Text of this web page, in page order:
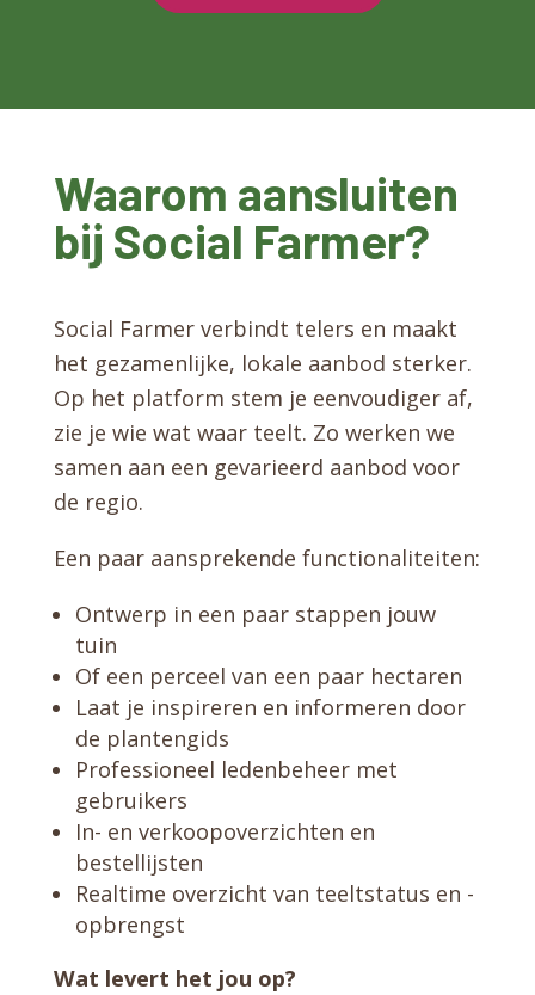
Waarom aansluiten
bij Social Farmer?
Social Farmer verbindt telers en maakt
het gezamenlijke, lokale aanbod sterker.
Op het platform stem je eenvoudiger af,
zie je wie wat waar teelt. Zo werken we
samen aan een gevarieerd aanbod voor
de regio.
Een paar aansprekende functionaliteiten:
Ontwerp in een paar stappen jouw
tuin
Of een perceel van een paar hectaren
Laat je inspireren en informeren door
de plantengids
Professioneel ledenbeheer met
gebruikers
In- en verkoopoverzichten en
bestellijsten
Realtime overzicht van teeltstatus en -
opbrengst
Wat levert het jou op?